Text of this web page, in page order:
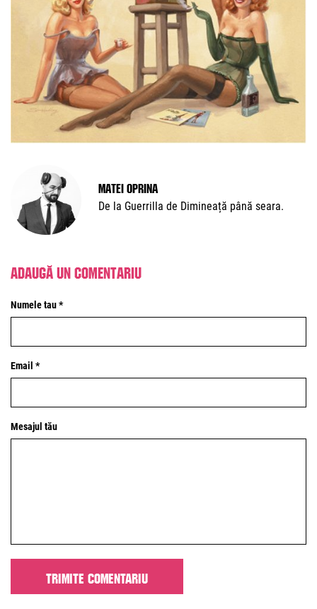
Matei Oprina
De la Guerrilla de Dimineață până seara.
Adaugă un comentariu
Numele tau *
Email *
Mesajul tău